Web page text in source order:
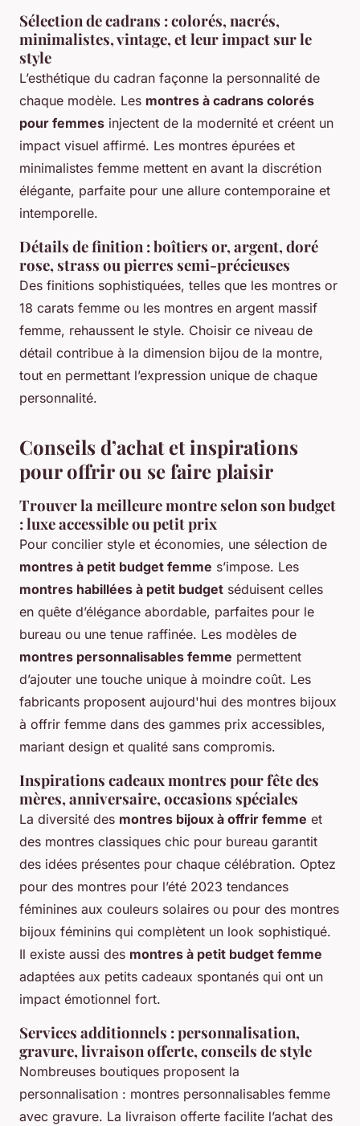
Sélection de cadrans : colorés, nacrés,
minimalistes, vintage, et leur impact sur le
style
L’esthétique du cadran façonne la personnalité de
chaque modèle. Les montres à cadrans colorés
pour femmes injectent de la modernité et créent un
impact visuel affirmé. Les montres épurées et
minimalistes femme mettent en avant la discrétion
élégante, parfaite pour une allure contemporaine et
intemporelle.
Détails de finition : boîtiers or, argent, doré
rose, strass ou pierres semi-précieuses
Des finitions sophistiquées, telles que les montres or
18 carats femme ou les montres en argent massif
femme, rehaussent le style. Choisir ce niveau de
détail contribue à la dimension bijou de la montre,
tout en permettant l’expression unique de chaque
personnalité.
Conseils d’achat et inspirations
pour offrir ou se faire plaisir
Trouver la meilleure montre selon son budget
: luxe accessible ou petit prix
Pour concilier style et économies, une sélection de
montres à petit budget femme s’impose. Les
montres habillées à petit budget séduisent celles
en quête d’élégance abordable, parfaites pour le
bureau ou une tenue raffinée. Les modèles de
montres personnalisables femme permettent
d’ajouter une touche unique à moindre coût. Les
fabricants proposent aujourd'hui des montres bijoux
à offrir femme dans des gammes prix accessibles,
mariant design et qualité sans compromis.
Inspirations cadeaux montres pour fête des
mères, anniversaire, occasions spéciales
La diversité des montres bijoux à offrir femme et
des montres classiques chic pour bureau garantit
des idées présentes pour chaque célébration. Optez
pour des montres pour l’été 2023 tendances
féminines aux couleurs solaires ou pour des montres
bijoux féminins qui complètent un look sophistiqué.
Il existe aussi des montres à petit budget femme
adaptées aux petits cadeaux spontanés qui ont un
impact émotionnel fort.
Services additionnels : personnalisation,
gravure, livraison offerte, conseils de style
Nombreuses boutiques proposent la
personnalisation : montres personnalisables femme
avec gravure. La livraison offerte facilite l’achat des